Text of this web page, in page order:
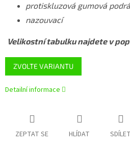
ZVOLTE VARIANTU
protiskluzová gumová
nazouvací
Velikostní tabulku najdete v
Detailní informace
ZEPTAT SE HLÍDAT SDÍLET